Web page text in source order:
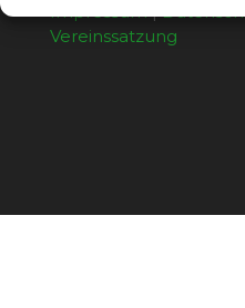
Impressum|
Vereinssatzung